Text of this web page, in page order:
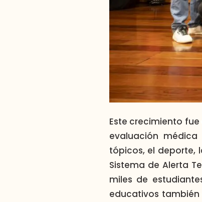
Este crecimiento
evaluación
tópicos, el deporte,
Sistema de Alerta
miles de
educativos también